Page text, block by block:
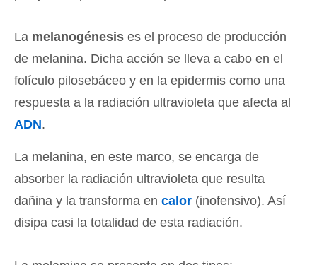
La melanogénesis es el proceso de producción
de melanina. Dicha acción se lleva a cabo en el
folículo pilosebáceo y en la epidermis como una
respuesta a la radiación ultravioleta que afecta al
ADN.
La melanina, en este marco, se encarga de
absorber la radiación ultravioleta que resulta
dañina y la transforma en calor (inofensivo). Así
disipa casi la totalidad de esta radiación.